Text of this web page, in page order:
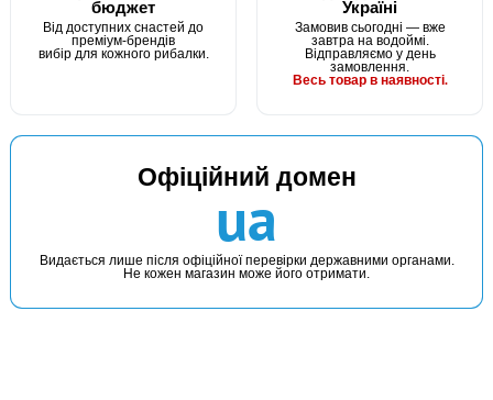
бюджет
Від доступних снастей до
преміум-брендів
вибір для кожного рибалки.
Україні
Замовив сьогодні — вже
завтра на водоймі.
Відправляємо у день
замовлення.
Весь товар в наявності.
Офіційний домен
ua
Видається лише після офіційної перевірки державними органами.
Не кожен магазин може його отримати.